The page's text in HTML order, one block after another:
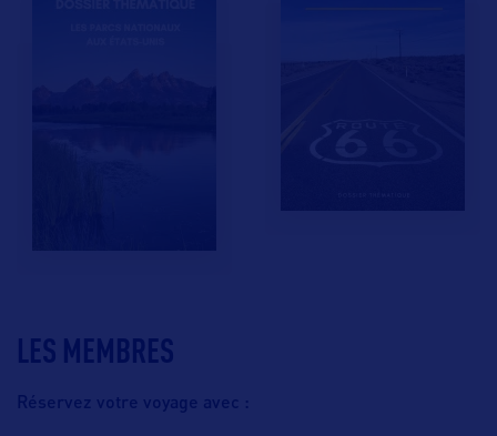
LES MEMBRES
Réservez votre voyage avec :